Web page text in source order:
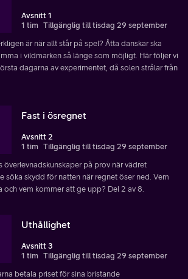
Avsnitt 1
1 tim Tillgänglig till tisdag 29 september
är när allt står på spel? Åtta danskar ska
i vildmarken så länge som möjligt. Här följer vi
dagarna av experimentet, då solen strålar från
Fast i ösregnet
Avsnitt 2
1 tim Tillgänglig till tisdag 29 september
överlevnadskunskaper på prov när vädret
söka skydd för natten när regnet öser ned. Vem
och vem kommer att ge upp? Del 2 av 8.
Uthållighet
Avsnitt 3
1 tim Tillgänglig till tisdag 29 september
betala priset för sina bristande